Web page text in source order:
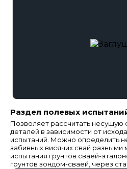
Раздел полевых
Позволяет рассчитать несущую
деталей в зависимости от
испытаний. Можно определить
забивных висячих свай
испытания грунтов сваей-
грунтов зондом-сваей, через